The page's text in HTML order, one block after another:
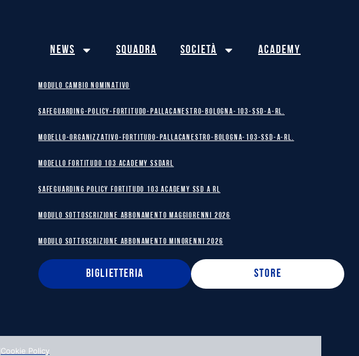
News Squadra Società Academy
MODULO CAMBIO NOMINATIVO
safeguarding-policy-Fortitudo-Pallacanestro-Bologna-103-SSD-A-RL.
Modello-Organizzativo-Fortitudo-Pallacanestro-Bologna-103-SSD-A-RL.
MODELLO FORTITUDO 103 ACADEMY SSDARL
safeguarding policy Fortitudo 103 Academy SSD A RL
MODULO SOTTOSCRIZIONE ABBONAMENTO MAGGIORENNI 2026
MODULO SOTTOSCRIZIONE ABBONAMENTO MINORENNI 2026
BIGLIETTERIA STORE
Cookie Policy